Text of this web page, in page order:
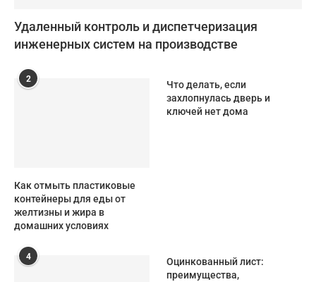
Удаленный контроль и диспетчеризация
инженерных систем на производстве
2
Как отмыть пластиковые
контейнеры для еды от
желтизны и жира в
домашних условиях
Что делать, если
захлопнулась дверь и
ключей нет дома
4
Оцинкованный лист:
преимущества,